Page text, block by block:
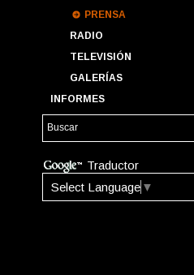
PRENSA
RADIO
TELEVISIÓN
GALERÍAS
INFORMES
Traductor
Select Language ▼